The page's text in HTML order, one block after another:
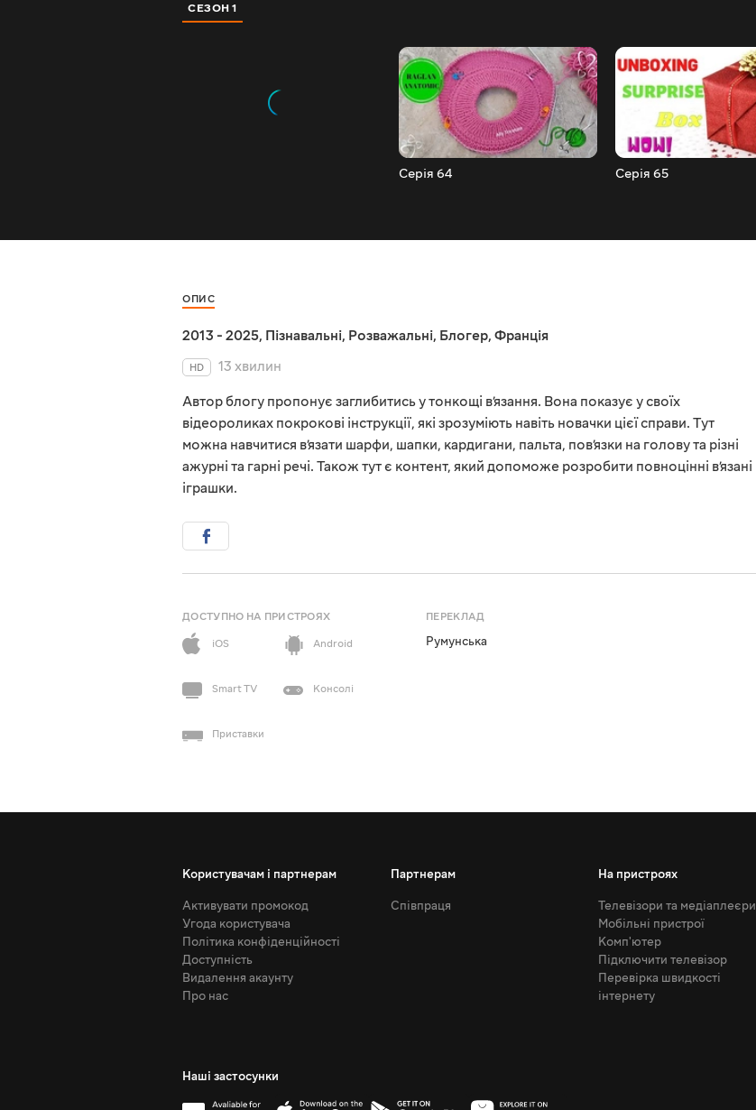
СЕЗОН 1
Серія 64 Серія 65
ОПИС
2013 - 2025, Пізнавальні, Розважальні, Блогер, Франція
HD
13 хвилин
Автор блогу пропонує заглибитись у тонкощі в’язання. Вона показує у своїх
відеороликах покрокові інструкції, які зрозуміють навіть новачки цієї справи. Тут
можна навчитися в’язати шарфи, шапки, кардигани, пальта, пов’язки на голову та різні
ажурні та гарні речі. Також тут є контент, який допоможе розробити повноцінні в’язані
іграшки.
ДОСТУПНО НА ПРИСТРОЯХ
iOS
Android
Smart TV Консолі
Приставки
ПЕРЕКЛАД
Румунська
Користувачам і партнерам
Активувати промокод
Угода користувача
Політика конфіденційності
Доступність
Видалення акаунту
Про нас
Партнерам
Співпраця
На пристроях
Телевізори та медіаплеєри
Мобільні пристрої
Комп'ютер
Підключити телевізор
Перевірка швидкості
інтернету
Наші застосунки